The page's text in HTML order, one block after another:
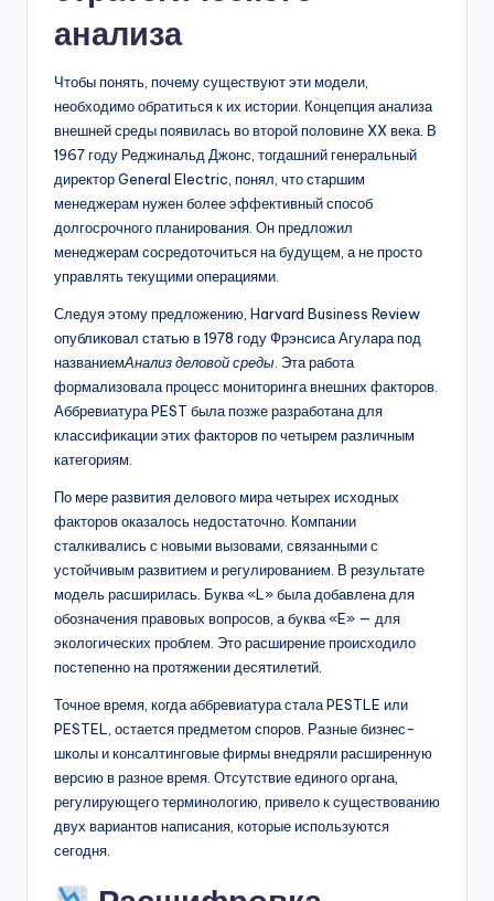
анализа
Чтобы понять, почему существуют эти модели,
необходимо обратиться к их истории. Концепция анализа
внешней среды появилась во второй половине XX века. В
1967 году Реджинальд Джонс, тогдашний генеральный
директор General Electric, понял, что старшим
менеджерам нужен более эффективный способ
долгосрочного планирования. Он предложил
менеджерам сосредоточиться на будущем, а не просто
управлять текущими операциями.
Следуя этому предложению, Harvard Business Review
опубликовал статью в 1978 году Фрэнсиса Агулара под
названиемАнализ деловой среды . Эта работа
формализовала процесс мониторинга внешних факторов.
Аббревиатура PEST была позже разработана для
классификации этих факторов по четырем различным
категориям.
По мере развития делового мира четырех исходных
факторов оказалось недостаточно. Компании
сталкивались с новыми вызовами, связанными с
устойчивым развитием и регулированием. В результате
модель расширилась. Буква «L» была добавлена для
обозначения правовых вопросов, а буква «E» — для
экологических проблем. Это расширение происходило
постепенно на протяжении десятилетий.
Точное время, когда аббревиатура стала PESTLE или
PESTEL, остается предметом споров. Разные бизнес-
школы и консалтинговые фирмы внедряли расширенную
версию в разное время. Отсутствие единого органа,
регулирующего терминологию, привело к существованию
двух вариантов написания, которые используются
сегодня.